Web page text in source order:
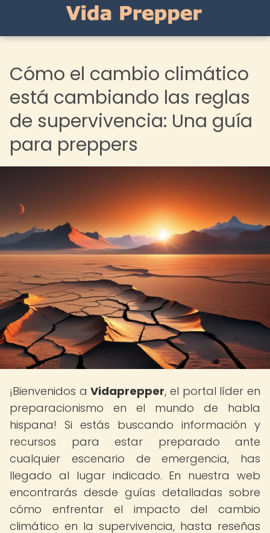
Cómo el cambio climático
está cambiando las reglas
de supervivencia: Una guía
para preppers
¡Bienvenidos aVidaprepper, el portal líder en
preparacionismo en el mundo de habla
hispana! Si estás buscando información y
recursos para estar preparado ante
cualquier escenario de emergencia, has
llegado al lugar indicado. En nuestra web
encontrarás desde guías detalladas sobre
cómo enfrentar el impacto del cambio
climático en la supervivencia, hasta reseñas